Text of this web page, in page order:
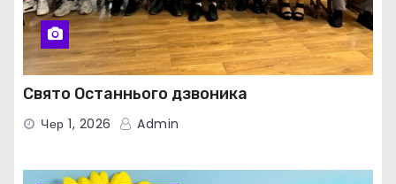
Свято Останнього дзвоника
Чер 1, 2026 Admin